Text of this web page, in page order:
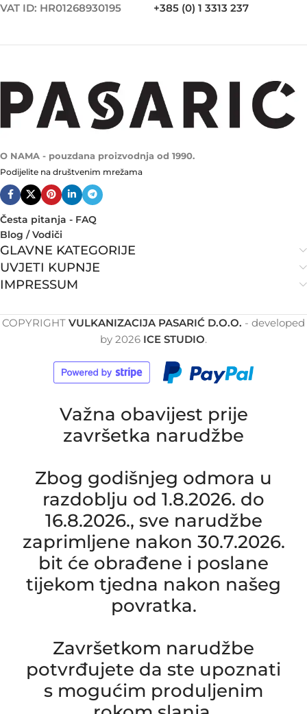
VAT ID: HR01268930195
+385 (0) 1 3313 237
O NAMA - pouzdana proizvodnja od 1990.
Podijelite na društvenim mrežama
Česta pitanja - FAQ
Blog / Vodiči
GLAVNE KATEGORIJE
UVJETI KUPNJE
IMPRESSUM
COPYRIGHT VULKANIZACIJA PASARIĆ D.O.O. - developed
by 2026 ICE STUDIO.
Važna obavijest prije
završetka narudžbe
Zbog godišnjeg odmora u
razdoblju od 1.8.2026. do
16.8.2026., sve narudžbe
zaprimljene nakon 30.7.2026.
bit će obrađene i poslane
tijekom tjedna nakon našeg
povratka.
Završetkom narudžbe
potvrđujete da ste upoznati
s mogućim produljenim